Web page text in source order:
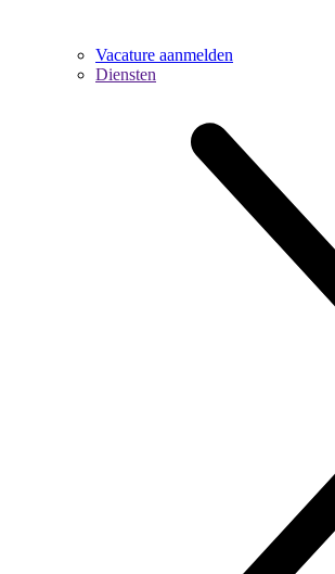
Vacature aanmelden
Diensten